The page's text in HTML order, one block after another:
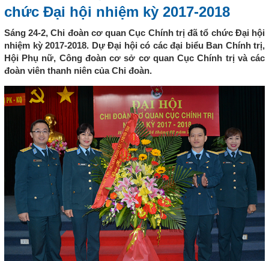
chức Đại hội nhiệm kỳ 2017-2018
Sáng 24-2, Chi đoàn cơ quan Cục Chính trị đã tổ chức Đại hội
nhiệm kỳ 2017-2018. Dự Đại hội có các đại biểu Ban Chính trị,
Hội Phụ nữ, Công đoàn cơ sở cơ quan Cục Chính trị và các
đoàn viên thanh niên của Chi đoàn.